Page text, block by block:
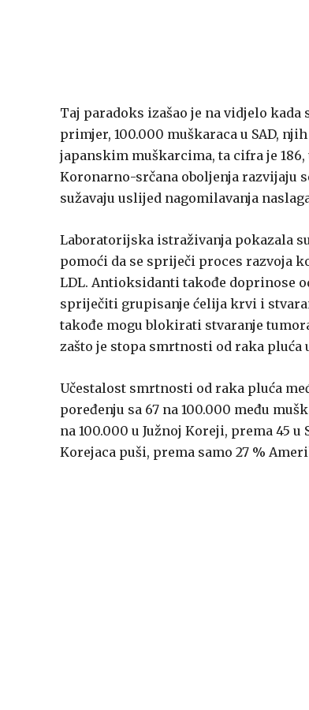
Taj paradoks izašao je na vidjelo
primjer, 100.000 muškaraca u SAD,
japanskim muškarcima, ta cifra je
Koronarno-srčana oboljenja razvijaju
sužavaju uslijed nagomilavanja
Laboratorijska istraživanja pokazala
pomoći da se spriječi proces razvoja
LDL. Antioksidanti takođe doprinose
spriječiti grupisanje ćelija krvi i
takođe mogu blokirati stvaranje
zašto je stopa smrtnosti od raka pluća
Učestalost smrtnosti od raka pluća
poređenju sa 67 na 100.000 među
na 100.000 u Južnoj Koreji, prema 45
Korejaca puši, prema samo 27 %